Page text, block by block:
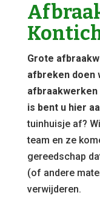
Grote
afbreken doen
is bent u hier
tuinhuisje af?
team en ze
gereedschap
(of andere
verwijderen.